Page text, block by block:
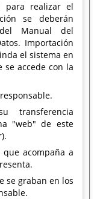
para realizar el
se deberán
Manual del
Importación
el sistema en
se accede con la
transferencia
"web" de este
acompaña a
se graban en los